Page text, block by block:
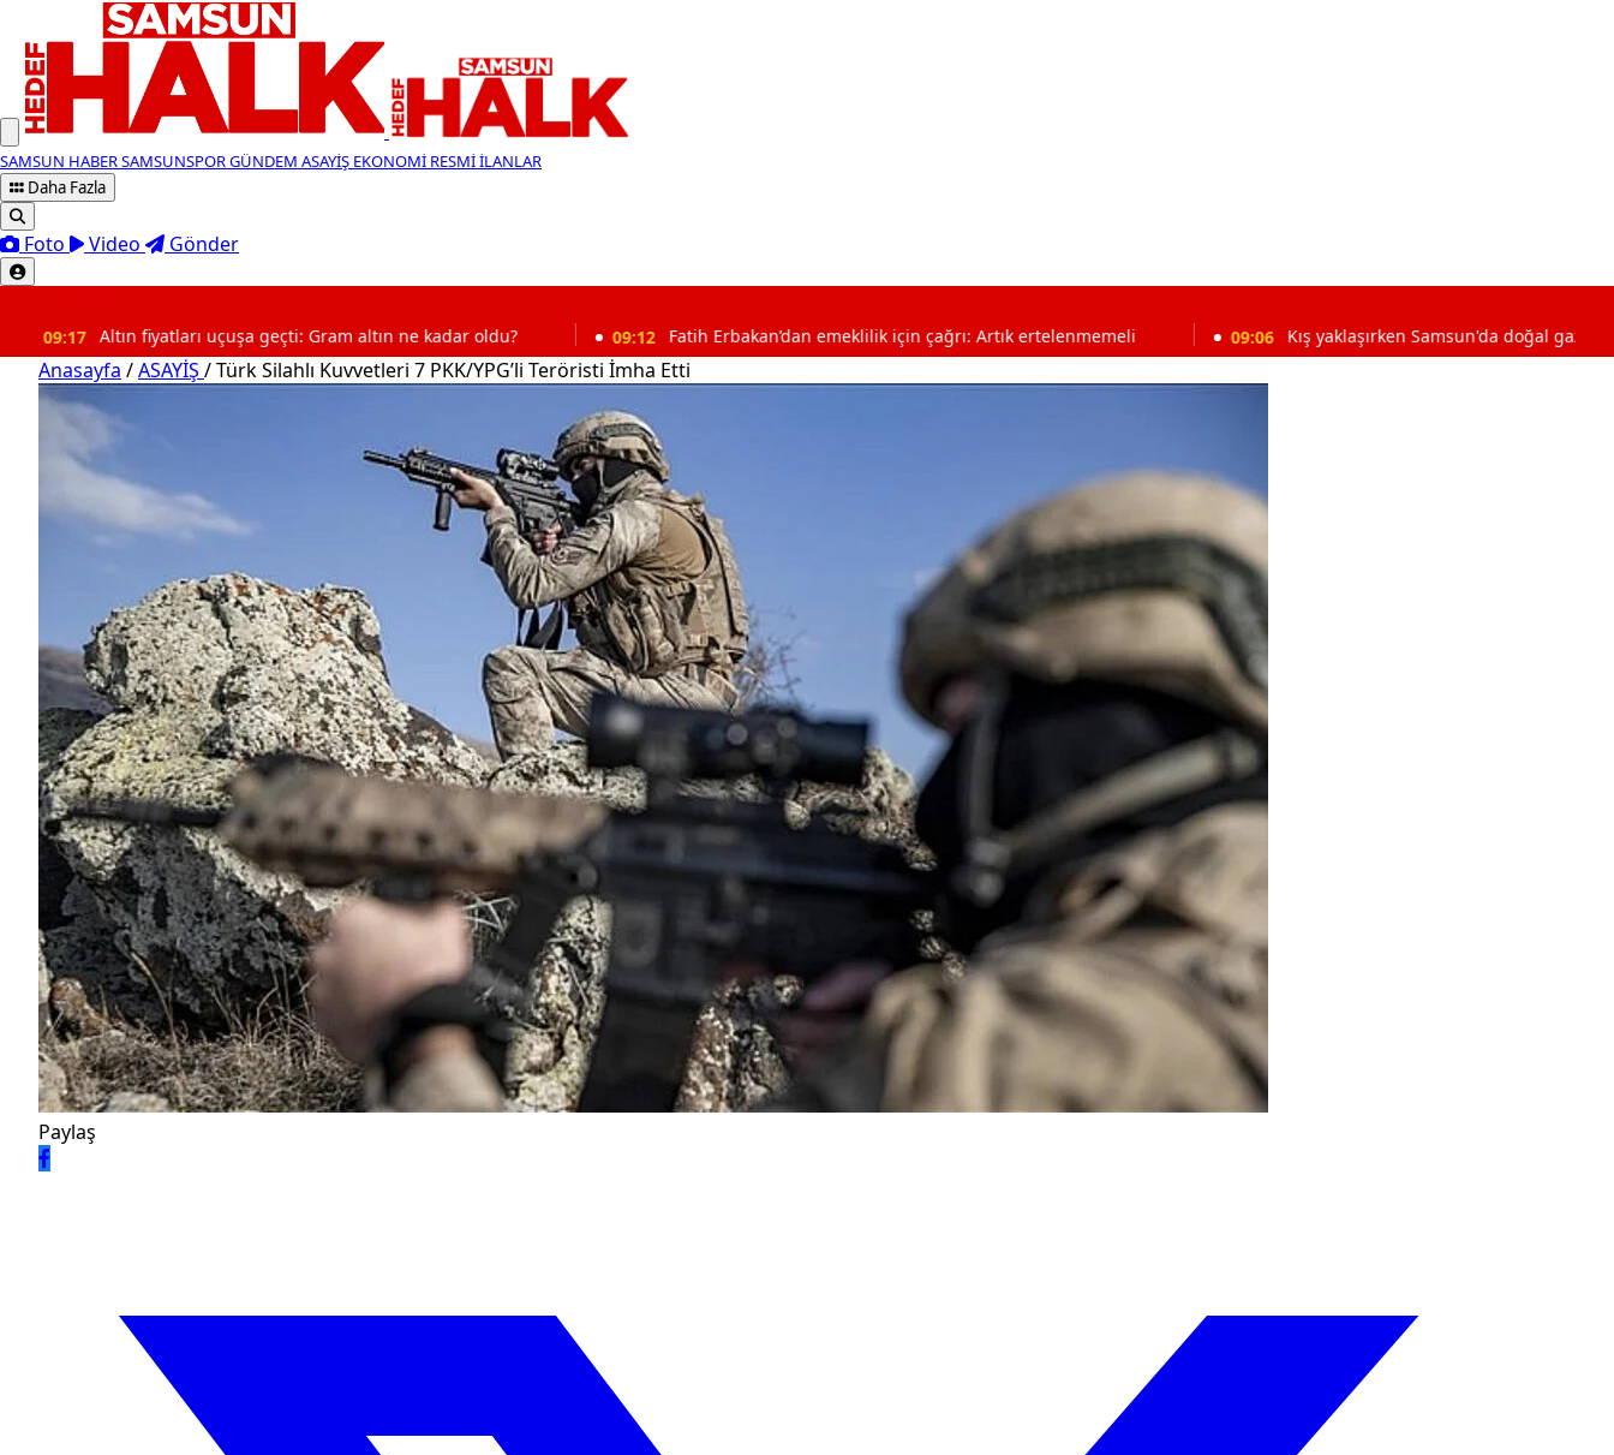
SAMSUN HABERSAMSUNSPORGÜNDEM ASAYİŞ EKONOMİ RESMİ İLANLAR
Daha Fazla
Foto Video Gönder
fiyatları uçuşa geçti: Gram altın ne kadar oldu? 09:12 Fatih Erbakan’dan emeklilik için çağrı: Artık ertelenmemeli 09:06 Kış yaklaşırken Samsun'da doğal gaz faturalarına
Anasayfa /ASAYİŞ /Türk Silahlı Kuvvetleri 7 PKK/YPG’li Teröristi İmha Etti
Paylaş